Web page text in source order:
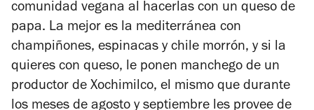
comunidad vegana al hacerlas con un queso de
papa. La mejor es la mediterránea con
champiñones, espinacas y chile morrón, y si la
quieres con queso, le ponen manchego de un
productor de Xochimilco, el mismo que durante
los meses de agosto y septiembre les provee de